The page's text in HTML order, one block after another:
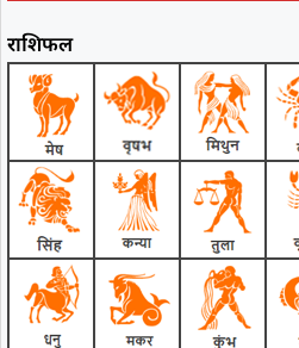
राशिफल